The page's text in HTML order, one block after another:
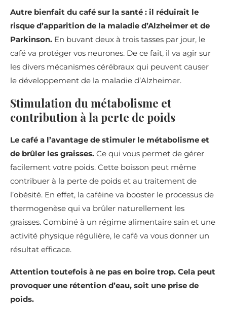
Autre bienfait du café sur la santé : il réduirait le
risque d’apparition de la maladie d’Alzheimer et de
Parkinson. En buvant deux à trois tasses par jour, le
café va protéger vos neurones. De ce fait, il va agir sur
les divers mécanismes cérébraux qui peuvent causer
le développement de la maladie d’Alzheimer.
Stimulation du métabolisme et
contribution à la perte de poids
Le café a l’avantage de stimuler le métabolisme et
de brûler les graisses. Ce qui vous permet de gérer
facilement votre poids. Cette boisson peut même
contribuer à la perte de poids et au traitement de
l’obésité. En effet, la caféine va booster le processus de
thermogenèse qui va brûler naturellement les
graisses. Combiné à un régime alimentaire sain et une
activité physique régulière, le café va vous donner un
résultat efficace.
Attention toutefois à ne pas en boire trop. Cela peut
provoquer une rétention d’eau, soit une prise de
poids.